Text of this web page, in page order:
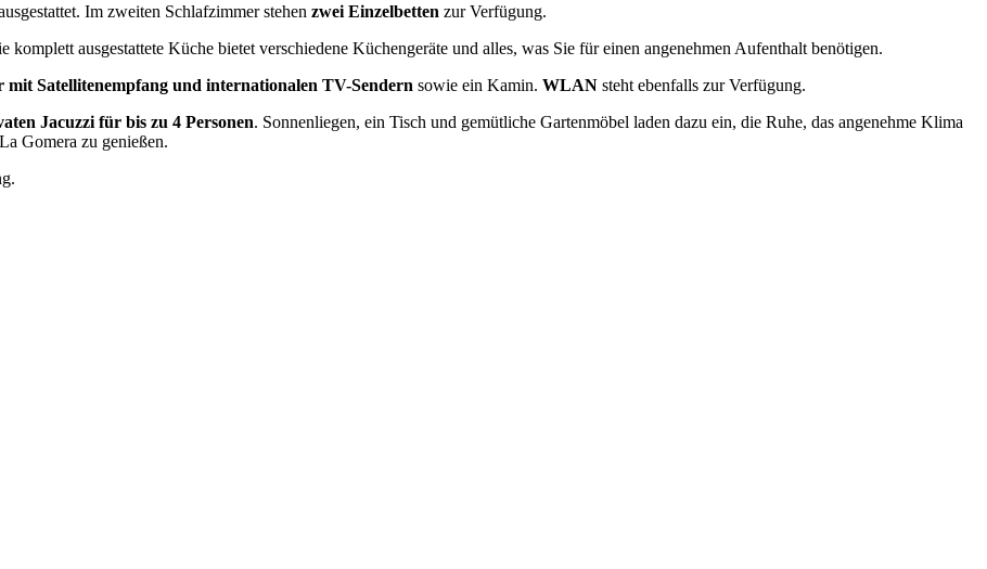
Im zweiten Schlafzimmer stehen zwei Einzelbetten zur Verfügung.
komplett ausgestattete Küche bietet verschiedene Küchengeräte und alles, was Sie für einen angenehmen Aufenthalt benötigen.
mit Satellitenempfang und internationalen TV-Sendern sowie ein Kamin. WLAN steht ebenfalls zur Verfügung.
Jacuzzi für bis zu 4 Personen. Sonnenliegen, ein Tisch und gemütliche Gartenmöbel laden dazu ein, die Ruhe, das angenehme Klima
Gomera zu genießen.